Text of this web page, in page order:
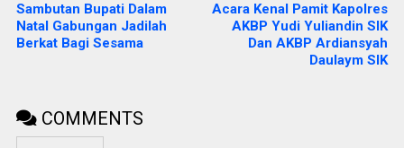
Sambutan Bupati Dalam
Natal Gabungan Jadilah
Berkat Bagi Sesama
Acara Kenal Pamit Kapolres
AKBP Yudi Yuliandin SIK
Dan AKBP Ardiansyah
Daulaym SIK
COMMENTS